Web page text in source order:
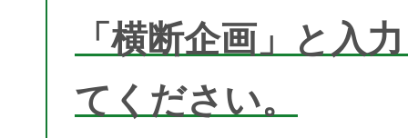
「横断企画」と入
てください。